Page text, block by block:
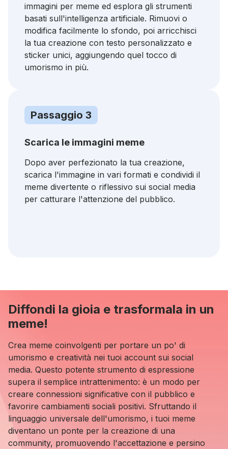
immagini per meme ed esplora gli strumenti
basati sull'intelligenza artificiale. Rimuovi o
modifica facilmente lo sfondo, poi arricchisci
la tua creazione con testo personalizzato e
sticker unici, aggiungendo quel tocco di
umorismo in più.
Passaggio 3
Scarica le immagini meme
Dopo aver perfezionato la tua creazione,
scarica l'immagine in vari formati e condividi il
meme divertente o riflessivo sui social media
per catturare l'attenzione del pubblico.
Diffondi la gioia e trasformala in un
meme!
Crea meme coinvolgenti per portare un po' di
umorismo e creatività nei tuoi account sui social
media. Questo potente strumento di espressione
supera il semplice intrattenimento: è un modo per
creare connessioni significative con il pubblico e
favorire cambiamenti sociali positivi. Sfruttando il
linguaggio universale dell'umorismo, i tuoi meme
diventano un ponte per la creazione di una
community, promuovendo l'accettazione e persino